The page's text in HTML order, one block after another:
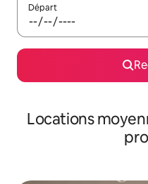
Départ
Locations